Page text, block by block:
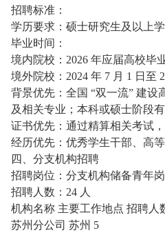
招聘标准：
学历要求：硕士研究生及以上
毕业时间：
境内院校：2026 年应届高校毕
境外院校：2024 年 7 月 1 日至
背景优先：全国 “双一流” 建
及相关专业；本科或硕士阶段
证书优先：通过精算相关考试
经历优先：优秀学生干部、高
四、分支机构招聘
招聘岗位：分支机构储备青年岗
招聘人数：24 人
机构名称 主要工作地点 招聘人
苏州分公司 苏州 5